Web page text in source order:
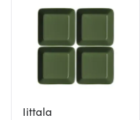
Iittala